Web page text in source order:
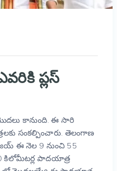
ప్లస్
కానుంది. ఈ సారి
సంకల్పించారు. తెలంగాణ
ఈ నెల 9 నుంచి 55
కిలోమీటర్ల పాదయాత్ర